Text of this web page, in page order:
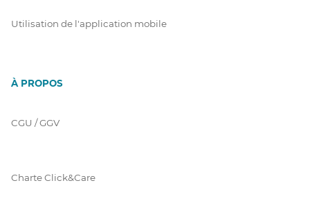
Utilisation de l'application mobile
À PROPOS
CGU / GGV
Charte Click&Care